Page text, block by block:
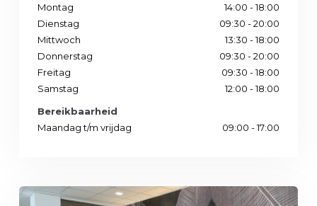
Montag
14:00 - 18:00
Dienstag
09:30 - 20:00
Mittwoch
13:30 - 18:00
Donnerstag
09:30 - 20:00
Freitag
09:30 - 18:00
Samstag
12:00 - 18:00
Bereikbaarheid
Maandag t/m vrijdag
09:00 - 17:00